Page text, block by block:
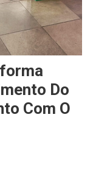
Do
Com O